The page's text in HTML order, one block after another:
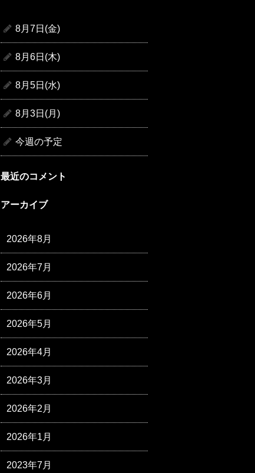
8月7日(金)
8月6日(木)
8月5日(水)
8月3日(月)
今週の予定
最近のコメント
アーカイブ
2026年8月
2026年7月
2026年6月
2026年5月
2026年4月
2026年3月
2026年2月
2026年1月
2023年7月